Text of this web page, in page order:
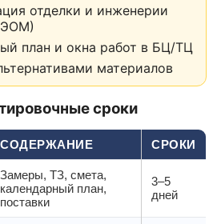
отделки и инженерии
план и окна работ в БЦ/ТЦ
материалов
сроки
СОДЕРЖАНИЕ СРОКИ
Замеры, ТЗ, смета,
календарный план,
поставки
3–5
дней